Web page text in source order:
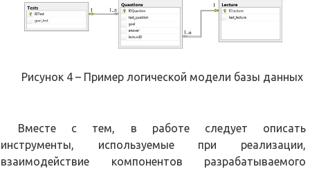
Рисунок 4 – Пример логической модели базы данных
Вместе с тем, в работе следует описать
инструменты, используемые при реализации,
взаимодействие компонентов разрабатываемого